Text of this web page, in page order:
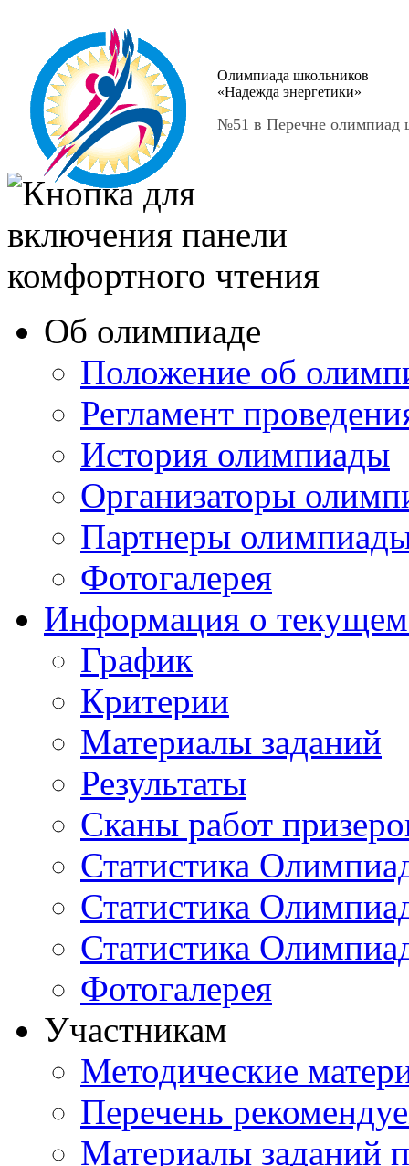
Олимпиада школьников
«Надежда энергетики»
№51 в Перечне олимпиад
Об олимпиаде
Положение об
Регламент
История олимпиады
Организаторы
Партнеры
Фотогалерея
Информация о текущем
График
Критерии
Материалы заданий
Результаты
Сканы работ
Статистика
Статистика
Статистика
Фотогалерея
Участникам
Методические
Перечень
Материалы заданий